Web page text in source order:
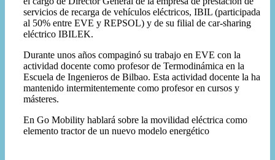
servicios de recarga de vehículos eléctricos, IBIL (participada
al 50% entre EVE y REPSOL) y de su filial de car-sharing
eléctrico IBILEK.
Durante unos años compaginó su trabajo en EVE con la
actividad docente como profesor de Termodinámica en la
Escuela de Ingenieros de Bilbao. Esta actividad docente la ha
mantenido intermitentemente como profesor en cursos y
másteres.
En Go Mobility hablará sobre la movilidad eléctrica como
elemento tractor de un nuevo modelo energético